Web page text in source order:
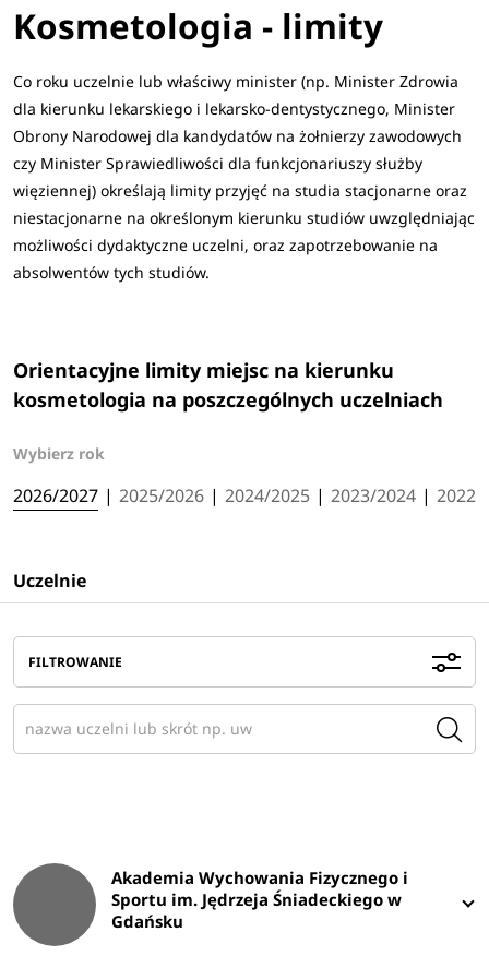
Kosmetologia - limity
Co roku uczelnie lub właściwy minister (np. Minister Zdrowia
dla kierunku lekarskiego i lekarsko-dentystycznego, Minister
Obrony Narodowej dla kandydatów na żołnierzy zawodowych
czy Minister Sprawiedliwości dla funkcjonariuszy służby
więziennej) określają limity przyjęć na studia stacjonarne oraz
niestacjonarne na określonym kierunku studiów uwzględniając
możliwości dydaktyczne uczelni, oraz zapotrzebowanie na
absolwentów tych studiów.
Orientacyjne limity miejsc na kierunku
kosmetologia na poszczególnych uczelniach
Wybierz rok
2026/2027 | 2025/2026 | 2024/2025 | 2023/2024 | 2022/
Uczelnie
FILTROWANIE
Akademia Wychowania Fizycznego i
Sportu im. Jędrzeja Śniadeckiego w
Gdańsku